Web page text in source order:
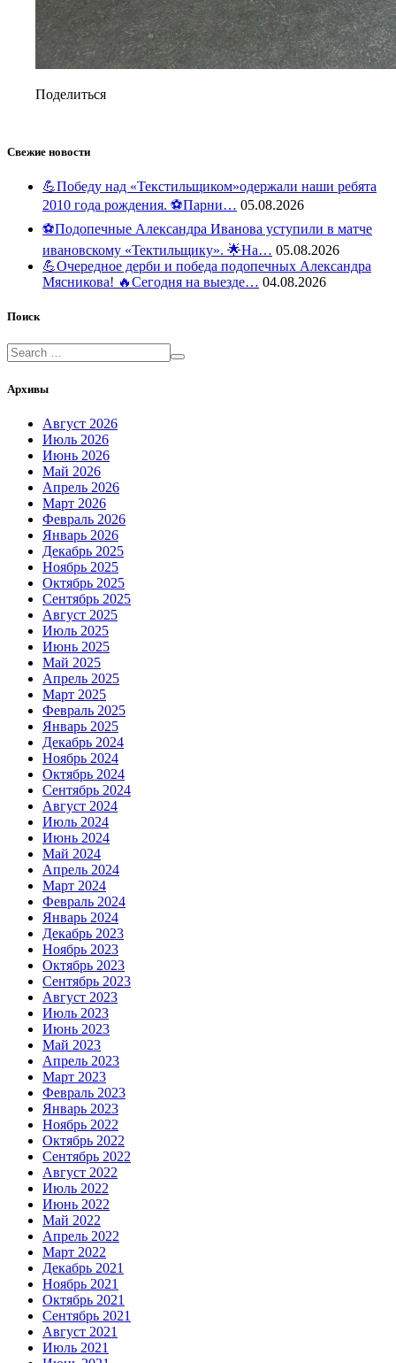
Поделиться
Свежие новости
💪Победу над «Текстильщиком»одержали наши ребята
2010 года рождения. ⚽️Парни… 05.08.2026
⚽️Подопечные Александра Иванова уступили в матче
ивановскому «Тектильщику». 🌟На… 05.08.2026
💪Очередное дерби и победа подопечных Александра
Мясникова! 🔥Сегодня на выезде… 04.08.2026
Поиск
Поиск
Архивы
Август 2026
Июль 2026
Июнь 2026
Май 2026
Апрель 2026
Март 2026
Февраль 2026
Январь 2026
Декабрь 2025
Ноябрь 2025
Октябрь 2025
Сентябрь 2025
Август 2025
Июль 2025
Июнь 2025
Май 2025
Апрель 2025
Март 2025
Февраль 2025
Январь 2025
Декабрь 2024
Ноябрь 2024
Октябрь 2024
Сентябрь 2024
Август 2024
Июль 2024
Июнь 2024
Май 2024
Апрель 2024
Март 2024
Февраль 2024
Январь 2024
Декабрь 2023
Ноябрь 2023
Октябрь 2023
Сентябрь 2023
Август 2023
Июль 2023
Июнь 2023
Май 2023
Апрель 2023
Март 2023
Февраль 2023
Январь 2023
Ноябрь 2022
Октябрь 2022
Сентябрь 2022
Август 2022
Июль 2022
Июнь 2022
Май 2022
Апрель 2022
Март 2022
Декабрь 2021
Ноябрь 2021
Октябрь 2021
Сентябрь 2021
Август 2021
Июль 2021